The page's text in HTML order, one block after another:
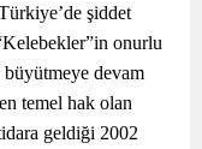
şiddet
onurlu
devam
temel hak olan
geldiği 2002